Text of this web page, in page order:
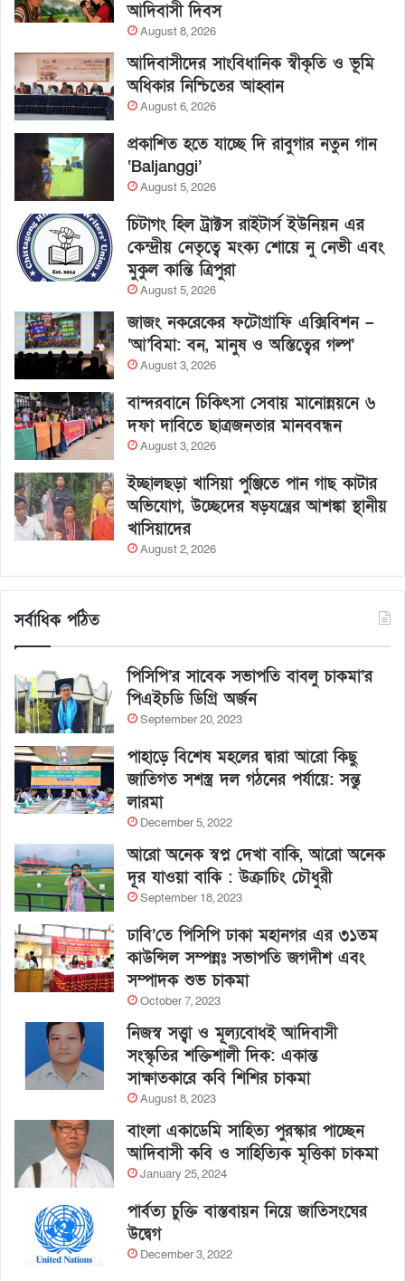
আদিবাসী দিবস
August 8, 2026
আদিবাসীদের সাংবিধানিক স্বীকৃতি ও ভূমি
অধিকার নিশ্চিতের আহ্বান
August 6, 2026
প্রকাশিত হতে যাচ্ছে দি রাবুগার নতুন গান
‘Baljanggi’
August 5, 2026
চিটাগং হিল ট্রাক্টস রাইটার্স ইউনিয়ন এর
কেন্দ্রীয় নেতৃত্বে মংক্য শোয়ে নু নেভী এবং
মুকুল কান্তি ত্রিপুরা
August 5, 2026
জাজং নকরেকের ফটোগ্রাফি এক্সিবিশন –
‘আ’বিমা: বন, মানুষ ও অস্তিত্বের গল্প’
August 3, 2026
বান্দরবানে চিকিৎসা সেবায় মানোন্নয়নে ৬
দফা দাবিতে ছাত্রজনতার মানববন্ধন
August 3, 2026
ইচ্ছালছড়া খাসিয়া পুঞ্জিতে পান গাছ কাটার
অভিযোগ, উচ্ছেদের ষড়যন্ত্রের আশঙ্কা স্থানীয়
খাসিয়াদের
August 2, 2026
সর্বাধিক পঠিত
পিসিপি’র সাবেক সভাপতি বাবলু চাকমা’র
পিএইচডি ডিগ্রি অর্জন
September 20, 2023
পাহাড়ে বিশেষ মহলের দ্বারা আরো কিছু
জাতিগত সশস্ত্র দল গঠনের পর্যায়ে: সন্তু
লারমা
December 5, 2022
আরো অনেক স্বপ্ন দেখা বাকি, আরো অনেক
দূর যাওয়া বাকি : উক্রাচিং চৌধুরী
September 18, 2023
ঢাবি’তে পিসিপি ঢাকা মহানগর এর ৩১তম
কাউন্সিল সম্পন্নঃ সভাপতি জগদীশ এবং
সম্পাদক শুভ চাকমা
October 7, 2023
নিজস্ব সত্ত্বা ও মূল্যবোধই আদিবাসী
সংস্কৃতির শক্তিশালী দিক: একান্ত
সাক্ষাতকারে কবি শিশির চাকমা
August 8, 2023
বাংলা একাডেমি সাহিত্য পুরস্কার পাচ্ছেন
আদিবাসী কবি ও সাহিত্যিক মৃত্তিকা চাকমা
January 25, 2024
পার্বত্য চুক্তি বাস্তবায়ন নিয়ে জাতিসংঘের
উদ্বেগ
December 3, 2022